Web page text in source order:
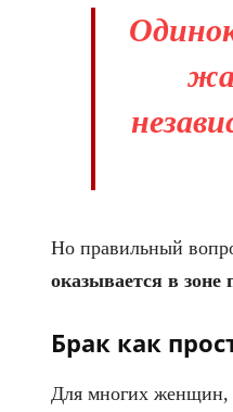
Но правильный
оказывается в
Брак как
Для многих женщин,